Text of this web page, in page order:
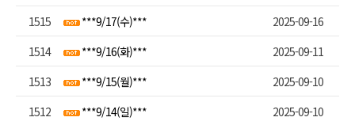
1515
***9/17(수)***
2025-09-16
1514
***9/16(화)***
2025-09-11
1513
***9/15(월)***
2025-09-10
1512
***9/14(일)*** 2025-09-10